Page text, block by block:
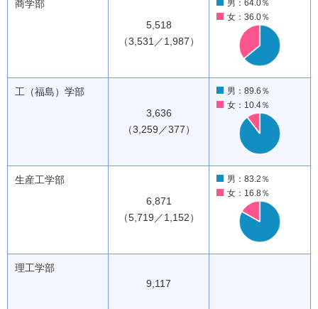
商学部
5,518
（3,531／1,987）
男：64.0％
女：36.0％
工（福島）学部
3,636
（3,259／377）
男：89.6％
女：10.4％
生産工学部
6,871
（5,719／1,152）
男：83.2％
女：16.8％
理工学部
9,117